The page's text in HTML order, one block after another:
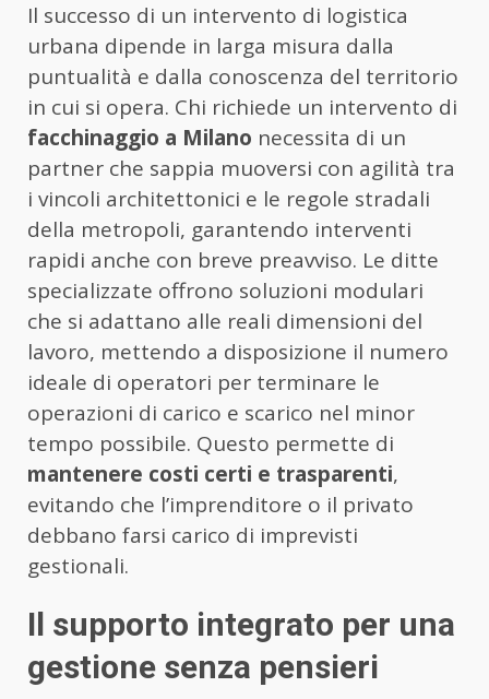
Il successo di un intervento di logistica
urbana dipende in larga misura dalla
puntualità e dalla conoscenza del territorio
in cui si opera. Chi richiede un intervento di
facchinaggio a Milano necessita di un
partner che sappia muoversi con agilità tra
i vincoli architettonici e le regole stradali
della metropoli, garantendo interventi
rapidi anche con breve preavviso. Le ditte
specializzate offrono soluzioni modulari
che si adattano alle reali dimensioni del
lavoro, mettendo a disposizione il numero
ideale di operatori per terminare le
operazioni di carico e scarico nel minor
tempo possibile. Questo permette di
mantenere costi certi e trasparenti,
evitando che l’imprenditore o il privato
debbano farsi carico di imprevisti
gestionali.
Il supporto integrato per una
gestione senza pensieri